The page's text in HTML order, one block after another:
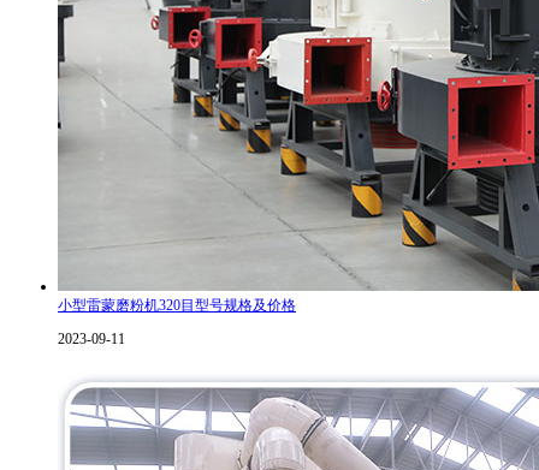
小型雷蒙磨粉机320目型号规格及价格
2023-09-11